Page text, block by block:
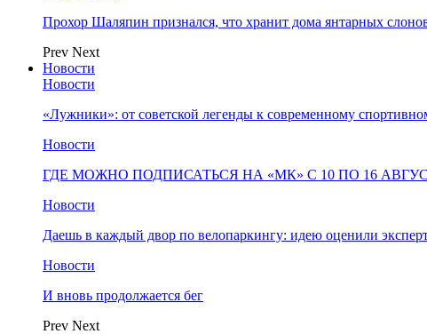
Прохор Шаляпин признался, что хранит дома янтарных
Prev Next
Новости
Новости
«Лужники»: от советской легенды к современному
Новости
ГДЕ МОЖНО ПОДПИСАТЬСЯ НА «МК» С 10 ПО 16
Новости
Даешь в каждый двор по велопаркингу: идею оценили
Новости
И вновь продолжается бег
Prev Next